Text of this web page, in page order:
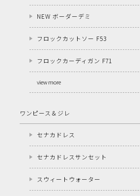
NEW ボーダーデミ
フロックカットソー F53
フロックカーディガン F71
view more
ワンピース＆ジレ
セナカドレス
セナカドレスサンセット
スウィートウォーター